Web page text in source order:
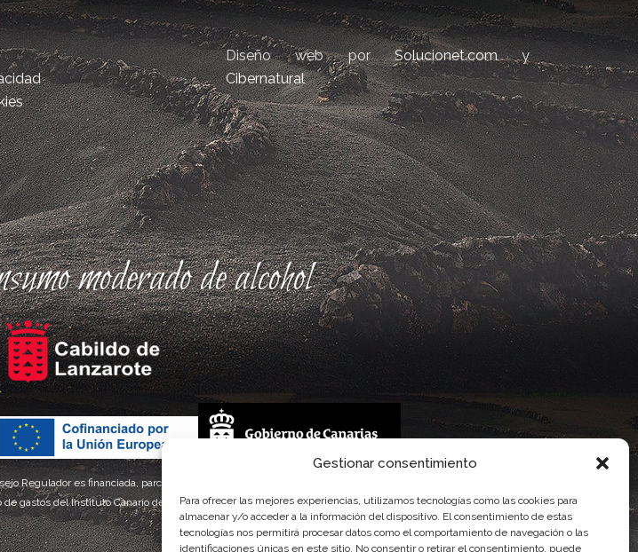
Gestionar consentimiento
Para ofrecer las mejores experiencias, utilizamos tecnologías como las cookies para
almacenar y/o acceder a la información del dispositivo. El consentimiento de estas
tecnologías nos permitirá procesar datos como el comportamiento de navegación o las
identificaciones únicas en este sitio. No consentir o retirar el consentimiento, puede
Diseño web porSolucionet.comy
Cibernatural
moderado de alcohol
Regulador es financiada, parcialmente, por el Gobierno de Canarias
gastos del Instituto Canario de Calidad Agroalimentaria